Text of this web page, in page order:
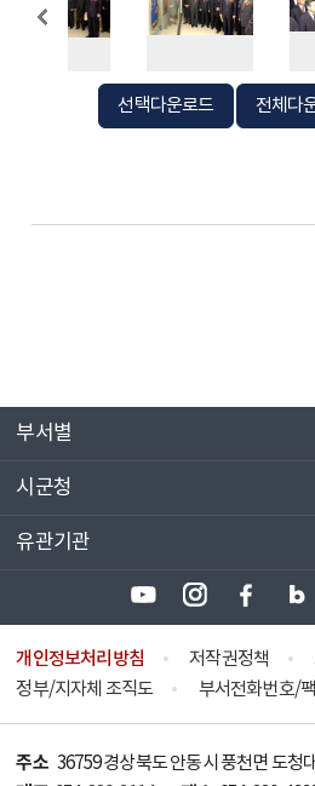
선택다운로드 전체다
부서별
시군청
유관기관
개인정보처리방침 저작권정책
정부/지자체 조직도
부서전화번호/
주소 36759 경상북도 안동시 풍천면 도청